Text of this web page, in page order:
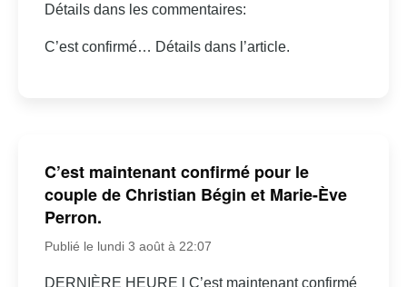
Détails dans les commentaires:
C’est confirmé… Détails dans l’article.
C’est maintenant confirmé pour le
couple de Christian Bégin et Marie-Ève
Perron.
Publié le lundi 3 août à 22:07
DERNIÈRE HEURE l C’est maintenant confirmé